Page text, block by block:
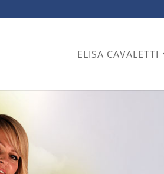
ELISA CAVALETTI